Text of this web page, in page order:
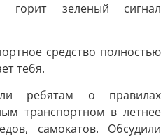
горит зеленый сигнал
средство полностью
тебя.
ребятам о правилах
транспортном в летнее
самокатов. Обсудили